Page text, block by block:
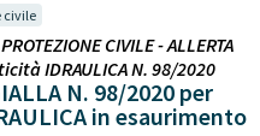
civile
CIVILE - ALLERTA
IDRAULICA N. 98/2020
N. 98/2020 per
in esaurimento